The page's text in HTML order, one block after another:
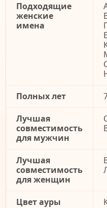
Подходящие
женские
имена
Полных лет
Лучшая
совместимость
для мужчин
Лучшая
совместимость
для женщин
Цвет ауры